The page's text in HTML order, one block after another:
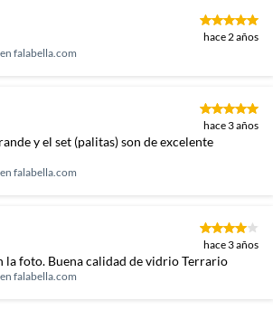
hace 2 años
falabella.com
hace 3 años
falabella.com
hace 3 años
la foto. Buena calidad de vidrio Terrario
falabella.com